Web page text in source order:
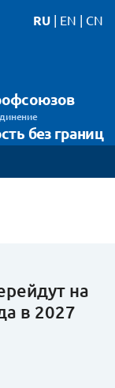
без границ
RU | EN | CN
на
в 2027